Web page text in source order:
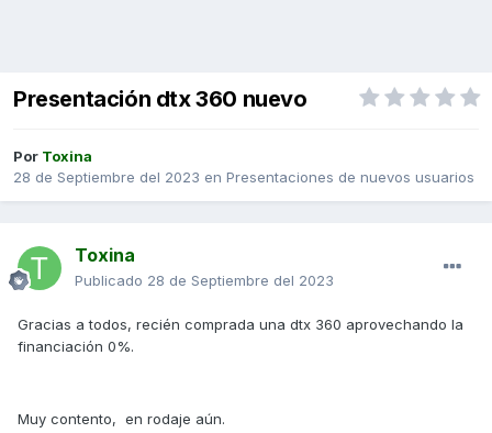
Presentación dtx 360 nuevo
Por Toxina
28 de Septiembre del 2023 en Presentaciones de nuevos usuarios
Toxina
Publicado 28 de Septiembre del 2023
Gracias a todos, recién comprada una dtx 360 aprovechando la
financiación 0%.
Muy contento, en rodaje aún.